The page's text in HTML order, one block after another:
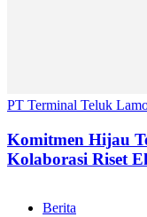
PT Terminal Teluk
Komitmen Hijau
Kolaborasi Riset
Berita